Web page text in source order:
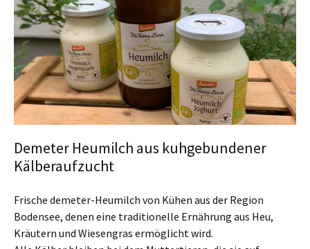
Demeter Heumilch aus kuhgebundener
Kälberaufzucht
Frische demeter-Heumilch von Kühen aus der Region
Bodensee, denen eine traditionelle Ernährung aus Heu,
Kräutern und Wiesengras ermöglicht wird.